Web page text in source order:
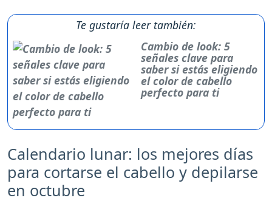
Te gustaría leer también:
Cambio de look: 5
señales clave para
saber si estás eligiendo
el color de cabello
perfecto para ti
Calendario lunar: los mejores días
para cortarse el cabello y depilarse
en octubre